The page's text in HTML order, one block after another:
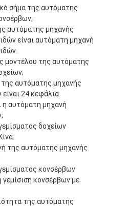
σήμα της αυτόματης
αυτόματης μηχανής
είναι αυτόματη μηχανή
μοντέλου της αυτόματης
αυτόματης μηχανής
24 κεφάλια.
η αυτόματη μηχανή
δοχείων
της αυτόματης μηχανής
κονσέρβων
γεμίσιση κονσέρβων με
της αυτόματης